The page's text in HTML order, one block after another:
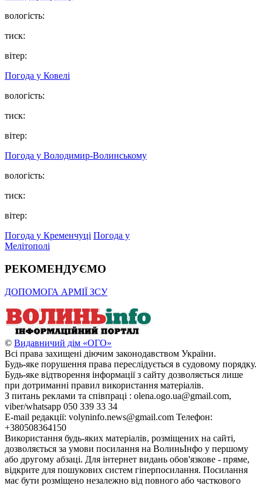
вологість:
тиск:
вітер:
Погода у Ковелі
вологість:
тиск:
вітер:
Погода у Володимир-Волинському
вологість:
тиск:
вітер:
Погода у Кременчуці Погода у
Мелітополі
РЕКОМЕНДУЄМО
ДОПОМОГА АРМІЇ ЗСУ
© Видавничий дім «ОГО»
Всі права захищені діючим законодавством України.
Будь-яке порушення права переслідується в судовому порядку.
Будь-яке відтворення інформації з сайту дозволяється лише
при дотриманні правил використання матеріалів.
З питань реклами та співпраці : olena.ogo.ua@gmail.com,
viber/whatsapp 050 339 33 34
E-mail редакції: volyninfo.news@gmail.com Телефон:
+380508364150
Використання будь-яких матеріалів, розміщених на сайті,
дозволяється за умови посилання на ВолиньІнфо у першому
або другому абзаці. Для інтернет видань обов'язкове - пряме,
відкрите для пошукових систем гіперпосилання. Посилання
має бути розміщено незалежно від повного або часткового